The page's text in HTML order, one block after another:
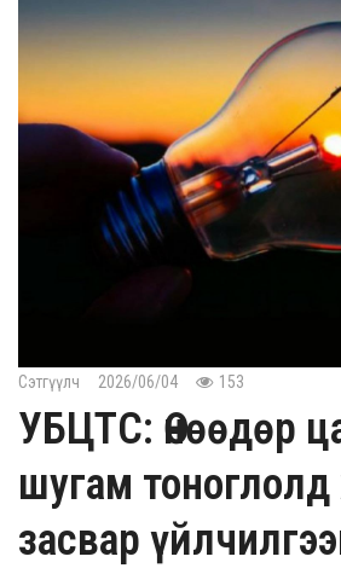
Сэтгүүлч 2026/06/04 153
УБЦТС: Өнөөдөр
шугам тоноглолд
засвар